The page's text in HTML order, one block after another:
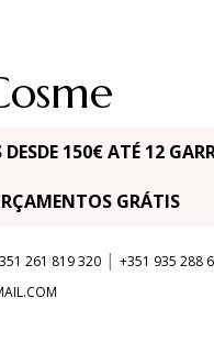
DESDE 150€ ATÉ 12
GRÁTIS
261 819 320 | +351 935 288